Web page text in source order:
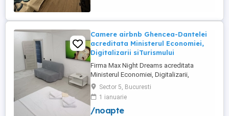
Camere airbnb Ghencea-Dantelei
acreditata Ministerul Economiei,
Digitalizarii siTurismului
Firma Max Night Dreams acreditata
Ministerul Economiei, Digitalizarii,
Antreprenoriatului si Turismului închiriază
in regim hotelier in zona Drumul Taberei -
Ghencea diferite tipuri de camere Camera
single cu o suprafață totală de 16mp
Sector 5, Bucuresti
1 ianuarie
/noapte